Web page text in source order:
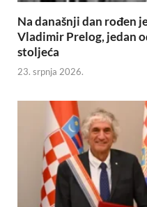
Na današnji dan rođen
Vladimir Prelog, jedan
stoljeća
23. srpnja 2026.